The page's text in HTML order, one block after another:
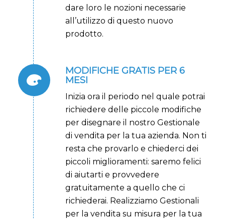
dare loro le nozioni necessarie
all’utilizzo di questo nuovo
prodotto.
MODIFICHE GRATIS PER 6
MESI
Inizia ora il periodo nel quale potrai
richiedere delle piccole modifiche
per disegnare il nostro Gestionale
di vendita per la tua azienda. Non ti
resta che provarlo e chiederci dei
piccoli miglioramenti: saremo felici
di aiutarti e provvedere
gratuitamente a quello che ci
richiederai. Realizziamo Gestionali
per la vendita su misura per la tua